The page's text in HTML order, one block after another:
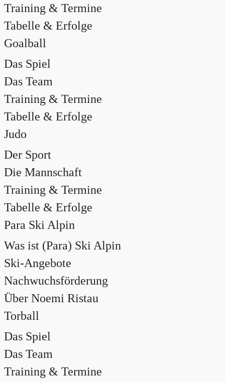
Training & Termine
Tabelle & Erfolge
Goalball
Das Spiel
Das Team
Training & Termine
Tabelle & Erfolge
Judo
Der Sport
Die Mannschaft
Training & Termine
Tabelle & Erfolge
Para Ski Alpin
Was ist (Para) Ski Alpin
Ski-Angebote
Nachwuchsförderung
Über Noemi Ristau
Torball
Das Spiel
Das Team
Training & Termine